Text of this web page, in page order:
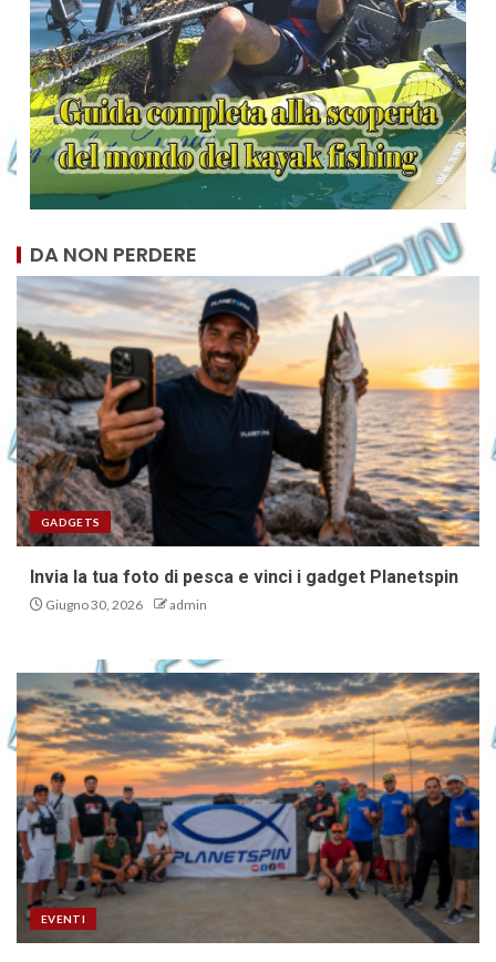
DA NON PERDERE
GADGETS
Invia la tua foto di pesca e vinci i gadget Planetspin
Giugno 30, 2026 admin
EVENTI